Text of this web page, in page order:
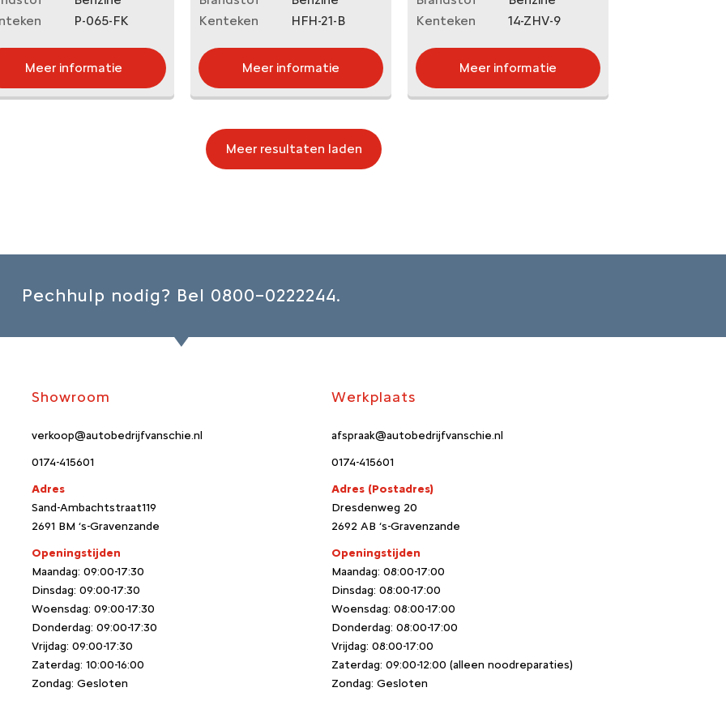
P-065-FK
Meer informatie
Kenteken
HFH-21-B
Meer informatie
Kenteken
14-ZHV-9
Meer informatie
Meer resultaten laden
Pechhulp nodig? Bel 0800–0222244.
Showroom
verkoop@autobedrijfvanschie.nl
0174-415601
Adres
Sand-Ambachtstraat119
2691 BM ‘s-Gravenzande
Openingstijden
Maandag: 09:00-17:30
Dinsdag: 09:00-17:30
Woensdag: 09:00-17:30
Donderdag: 09:00-17:30
Vrijdag: 09:00-17:30
Zaterdag: 10:00-16:00
Zondag: Gesloten
Werkplaats
afspraak@autobedrijfvanschie.nl
0174-415601
Adres (Postadres)
Dresdenweg 20
2692 AB ‘s-Gravenzande
Openingstijden
Maandag: 08:00-17:00
Dinsdag: 08:00-17:00
Woensdag: 08:00-17:00
Donderdag: 08:00-17:00
Vrijdag: 08:00-17:00
Zaterdag: 09:00-12:00 (alleen noodreparaties)
Zondag: Gesloten